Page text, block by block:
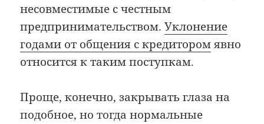
несовместимые с честным
предпринимательством.Уклонение
годами от общения с кредиторомявно
относится к таким поступкам.
Проще, конечно, закрывать глаза на
подобное, но тогда нормальные